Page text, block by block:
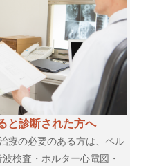
と診断された方へ
療の必要のある方は、ベル
検査・ホルター心電図・